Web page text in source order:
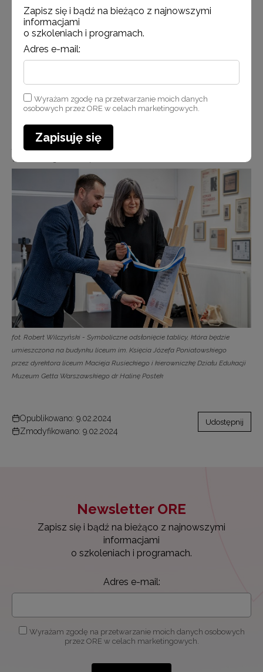
umieszczona na budynku liceum A. Frycza- Modrzewskiego
przez przedstawicielkę liceum i kierowniczkę Działu Edukacji Muzeum Getta
Warszawskiego dr Halinę Postek
fot. Robert Wilczyński - Symboliczne odsłonięcie tablicy, która będzie
umieszczona na budynku liceum im. Księcia Józefa Poniatowskiego
przez dyrektora liceum Macieja Rusieckiego i kierowniczkę Działu Edukacji
Muzeum Getta Warszawskiego dr Halinę Postek
Opublikowano: 9.02.2024
Zmodyfikowano: 9.02.2024
Udostępnij
Newsletter ORE
Zapisz się i bądź na bieżąco z najnowszymi
informacjami
o szkoleniach i programach.
Adres e-mail:
Wyrażam zgodę na przetwarzanie moich danych osobowych
przez ORE w celach marketingowych.
Zapisz się i bądź na bieżąco z najnowszymi
informacjami
o szkoleniach i programach.
Adres e-mail:
Wyrażam zgodę na przetwarzanie moich danych
osobowych przez ORE w celach marketingowych.
Zapisuję się